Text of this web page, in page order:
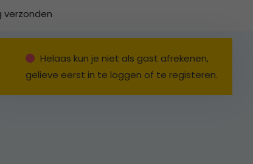
verzonden
Helaas kun je niet als gast afrekenen,
gelieve eerst in te loggen of te registeren.